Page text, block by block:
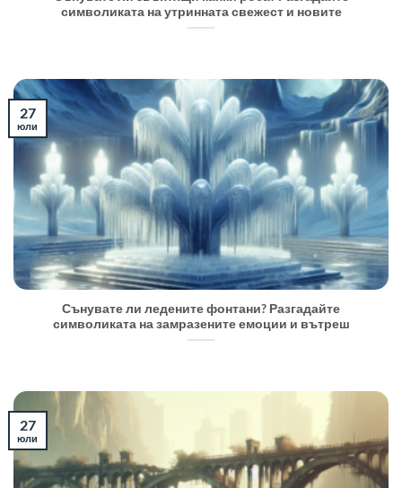
символиката на утринната свежест и новите
Сънувате ли ледените фонтани? Разгадайте
символиката на замразените емоции и вътреш
27
юли
27
юли